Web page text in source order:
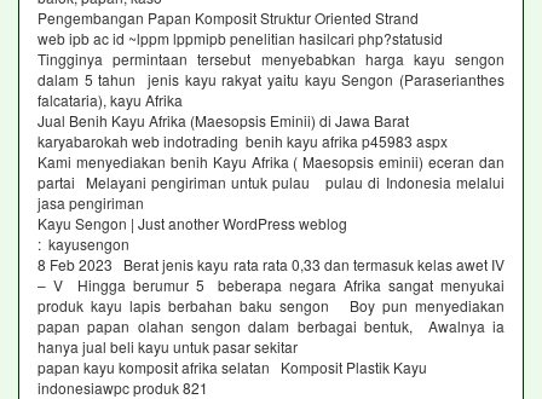
Pengembangan Papan Komposit Struktur Oriented Strand
web ipb ac id ~lppm lppmipb penelitian hasilcari php?statusid
Tingginya permintaan tersebut menyebabkan harga kayu sengon
dalam 5 tahun jenis kayu rakyat yaitu kayu Sengon (Paraserianthes
falcataria), kayu Afrika
Jual Benih Kayu Afrika (Maesopsis Eminii) di Jawa Barat
karyabarokah web indotrading benih kayu afrika p45983 aspx
Kami menyediakan benih Kayu Afrika ( Maesopsis eminii) eceran dan
partai Melayani pengiriman untuk pulau pulau di Indonesia melalui
jasa pengiriman
Kayu Sengon | Just another WordPress weblog
: kayusengon
8 Feb 2023 Berat jenis kayu rata rata 0,33 dan termasuk kelas awet IV
– V Hingga berumur 5 beberapa negara Afrika sangat menyukai
produk kayu lapis berbahan baku sengon Boy pun menyediakan
papan papan olahan sengon dalam berbagai bentuk, Awalnya ia
hanya jual beli kayu untuk pasar sekitar
papan kayu komposit afrika selatan Komposit Plastik Kayu
indonesiawpc produk 821